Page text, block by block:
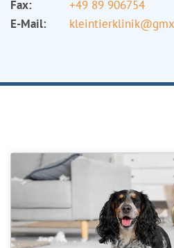
Fax:
+49 89 906754
E-Mail: